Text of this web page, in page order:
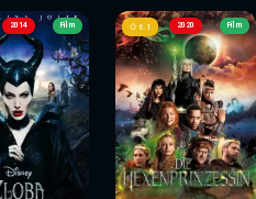
2014 Film 2020
Sledovat
6.1 Film
Sledovat